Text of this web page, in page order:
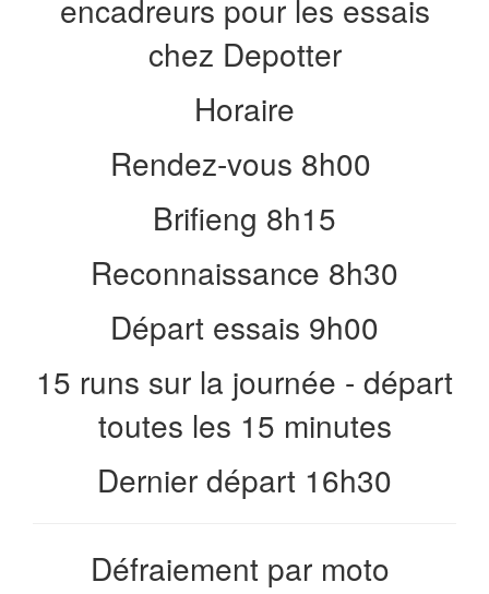
encadreurs pour les essais
chez Depotter
Horaire
Rendez-vous 8h00
Brifieng 8h15
Reconnaissance 8h30
Départ essais 9h00
15 runs sur la journée - départ
toutes les 15 minutes
Dernier départ 16h30
Défraiement par moto